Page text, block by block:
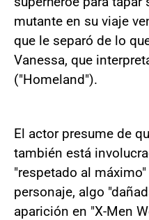
mutante en su viaje
que le separó de lo
Vanessa, que
("Homeland").
El actor presume de
también está
"respetado al
personaje, algo
aparición en "X-Men